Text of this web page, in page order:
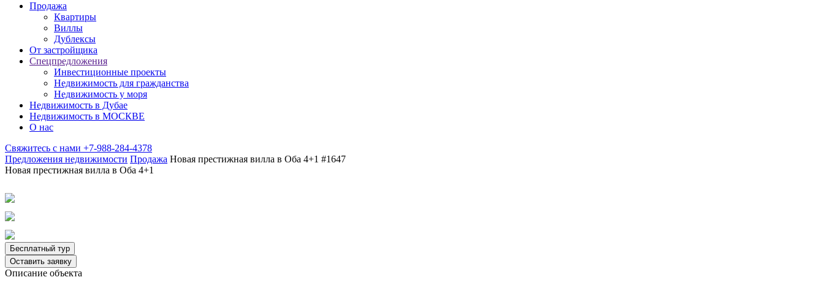
Продажа
Квартиры
Виллы
Дублексы
От застройщика
Спецпредложения
Инвестиционные проекты
Недвижимость для гражданства
Недвижимость у моря
Недвижимость в Дубае
Недвижимость в МОСКВЕ
О нас
Свяжитесь с нами +7-988-284-4378
Предложения недвижимости Продажа Новая престижная вилла в Оба 4+1 #1647
Новая престижная вилла в Оба 4+1
Бесплатный тур
Оставить заявку
Описание объекта